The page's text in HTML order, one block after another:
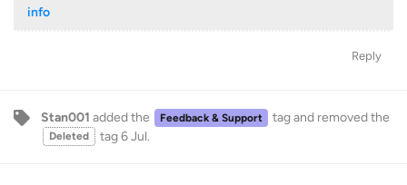
info
Reply
Stan001 added the Feedback & Support tagand removed the
Deleted tag6 Jul.